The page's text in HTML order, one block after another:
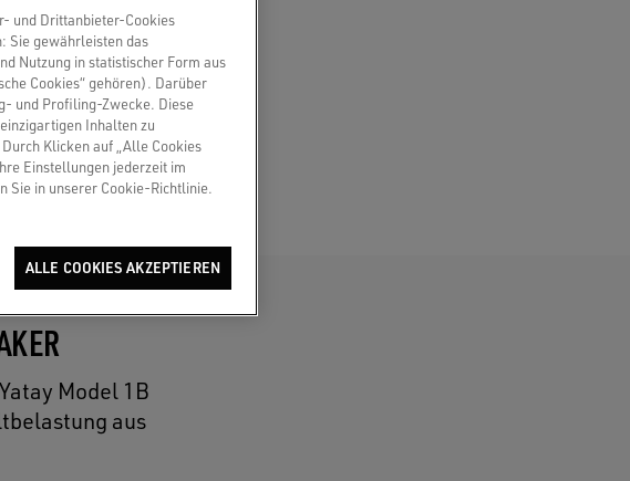
Model 1B
aus
und Drittanbieter-Cookies
Sie gewährleisten das
Nutzung in statistischer Form aus
Cookies“ gehören). Darüber
und Profiling-Zwecke. Diese
Inhalten zu
Klicken auf „Alle Cookies
Einstellungen jederzeit im
Sie in unserer Cookie-Richtlinie.
ALLE COOKIES AKZEPTIEREN